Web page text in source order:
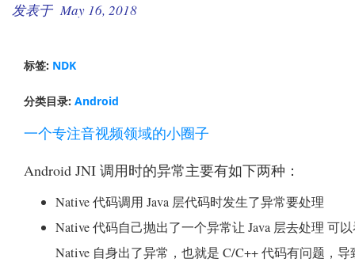
发表于 May 16, 2018
标签: NDK
分类目录: Android
一个专注音视频领域的小圈子
Android JNI 调用时的异常主要有如下两种：
Native 代码调用 Java 层代码时发生了异常要处理
Native 代码自己抛出了一个异常让 Java 层去处理 可
Native 自身出了异常，也就是 C/C++ 代码有问题，